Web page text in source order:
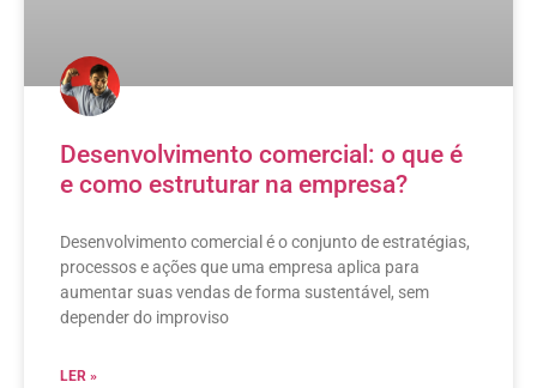
Desenvolvimento comercial: o que é
e como estruturar na empresa?
Desenvolvimento comercial é o conjunto de estratégias,
processos e ações que uma empresa aplica para
aumentar suas vendas de forma sustentável, sem
depender do improviso
LER »